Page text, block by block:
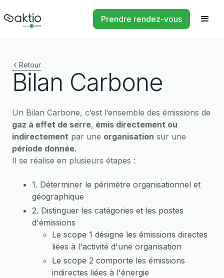
Prendre rendez-vous
Retour
Bilan Carbone
Un Bilan Carbone, c’est l’ensemble des émissions de
gaz à effet de serre, émis directement ou
indirectement par une organisation sur une
période donnée.
Il se réalise en plusieurs étapes :
1. Déterminer le périmètre organisationnel et
géographique
2. Distinguer les catégories et les postes
d'émissions
Le scope 1 désigne les émissions directes
liées à l'activité d'une organisation
Le scope 2 comporte les émissions
indirectes liées à l'énergie